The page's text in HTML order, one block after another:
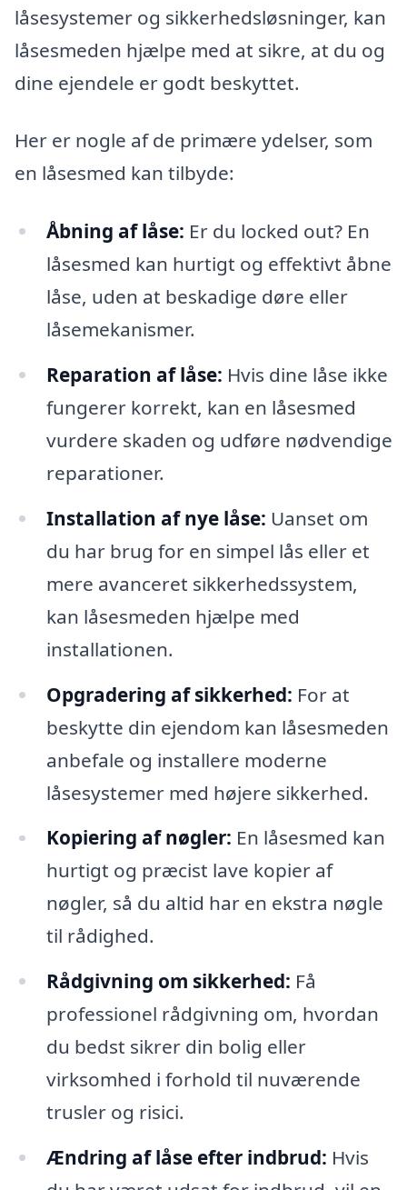
låsesystemer og sikkerhedsløsninger, kan
låsesmeden hjælpe med at sikre, at du og
dine ejendele er godt beskyttet.
Her er nogle af de primære ydelser, som
en låsesmed kan tilbyde:
Åbning af låse: Er du locked out? En
låsesmed kan hurtigt og effektivt åbne
låse, uden at beskadige døre eller
låsemekanismer.
Reparation af låse: Hvis dine låse ikke
fungerer korrekt, kan en låsesmed
vurdere skaden og udføre nødvendige
reparationer.
Installation af nye låse: Uanset om
du har brug for en simpel lås eller et
mere avanceret sikkerhedssystem,
kan låsesmeden hjælpe med
installationen.
Opgradering af sikkerhed: For at
beskytte din ejendom kan låsesmeden
anbefale og installere moderne
låsesystemer med højere sikkerhed.
Kopiering af nøgler: En låsesmed kan
hurtigt og præcist lave kopier af
nøgler, så du altid har en ekstra nøgle
til rådighed.
Rådgivning om sikkerhed: Få
professionel rådgivning om, hvordan
du bedst sikrer din bolig eller
virksomhed i forhold til nuværende
trusler og risici.
Ændring af låse efter indbrud: Hvis